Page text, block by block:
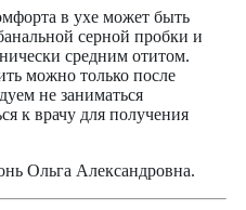
в ухе может быть
серной пробки и
средним отитом.
можно только после
не заниматься
к врачу для получения
Ольга Александровна.